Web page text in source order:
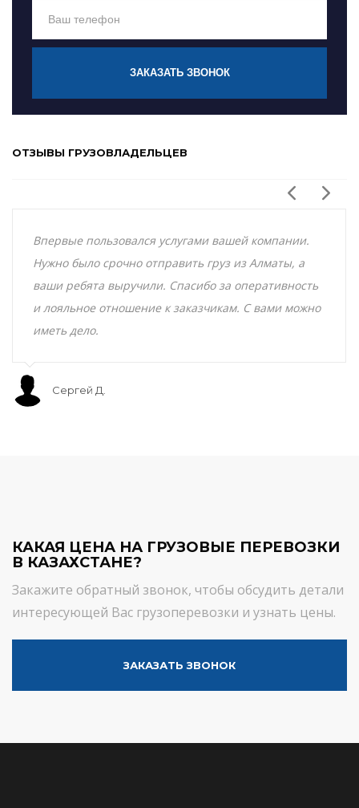
ЗАКАЗАТЬ ЗВОНОК
ОТЗЫВЫ ГРУЗОВЛАДЕЛЬЦЕВ
Впервые пользовался услугами вашей компании.
Нужно было срочно отправить груз из Алматы, а
ваши ребята выручили. Спасибо за оперативность
и лояльное отношение к заказчикам. С вами можно
иметь дело.
Сергей Д.
КАКАЯ ЦЕНА НА ГРУЗОВЫЕ ПЕРЕВОЗКИ
В КАЗАХСТАНЕ?
Закажите обратный звонок, чтобы обсудить детали
интересующей Вас грузоперевозки и узнать цены.
ЗАКАЗАТЬ ЗВОНОК